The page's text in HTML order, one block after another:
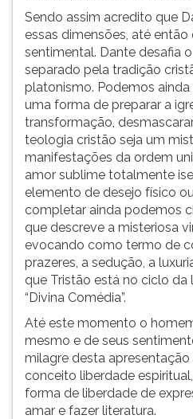
Sendo assim acredito que
essas dimensões, até
sentimental. Dante desafia
separado pela tradição
platonismo. Podemos ainda
uma forma de preparar a
transformação,
teologia cristão seja um
manifestações da ordem
amor sublime totalmente
elemento de desejo físico
completar ainda podemos
que descreve a misteriosa
evocando como termo de
prazeres, a sedução, a
que Tristão está no ciclo da
“Divina Comédia”.
Até este momento o
mesmo e de seus
milagre desta
conceito liberdade
forma de liberdade de
amar e fazer literatura.